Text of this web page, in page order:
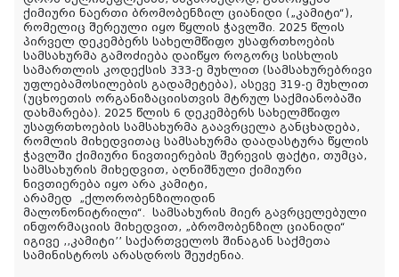
ქიმიური ნაერთი ბრომობენზილ ციანიდი („კამიტი“),
რომელიც შერეული იყო წყლის ჭავლში. 2025 წლის
პირველ დეკემბერს სახელმწიფო უსაფრთხოების
სამსახურმა გამოძიება დაიწყო როგორც სისხლის
სამართლის კოდექსის 333-ე მუხლით (სამსახურებრივი
უფლებამოსილების გადამეტება), ასევე 319-ე მუხლით
(უცხოეთის ორგანიზაციისთვის მტრულ საქმიანობაში
დახმარება). 2025 წლის 6 დეკემბერს სახელმწიფო
უსაფრთხოების სამსახურმა გაავრცელა განცხადება,
რომლის მიხედვითაც სამსახურმა დაადასტურა წყლის
ჭავლში ქიმიური ნივთიერების შერევის ფაქტი, თუმცა,
სამსახურის მიხედვით, აღნიშნული ქიმიური
ნივთიერება იყო არა კამიტი,
არამედ „ქლორობენზილიდინ
მალონონიტრილი“. სამსახურის მიერ გავრცელებული
ინფორმაციის მიხედვით, „ბრომობენზილ ციანიდი“
იგივე ,,კამიტი’’ საქართველოს შინაგან საქმეთა
სამინისტროს არასდროს შეუძენია.